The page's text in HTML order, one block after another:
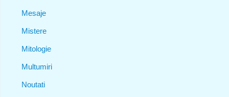
Mesaje
Mistere
Mitologie
Multumiri
Noutati